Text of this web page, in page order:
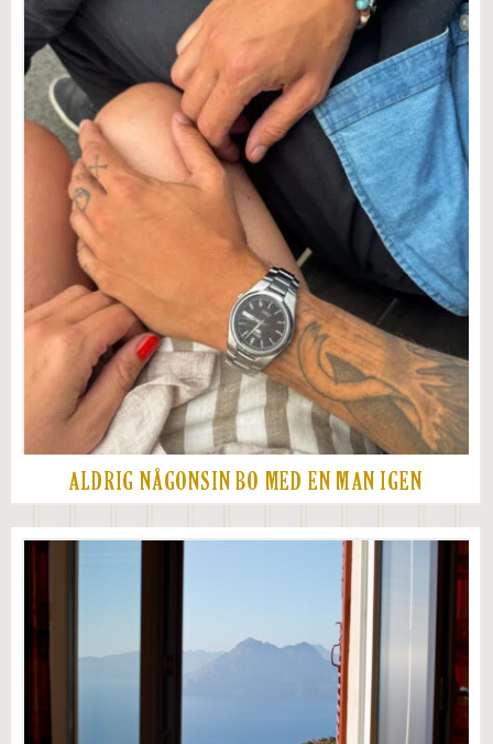
ALDRIG NÅGONSIN BO MED EN MAN IGEN